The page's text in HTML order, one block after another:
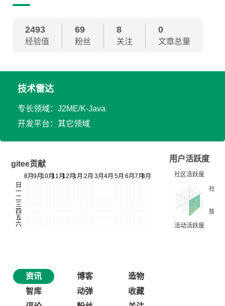
2493
经验值
69
粉丝
8
关注
0
文章总量
技术雷达
专长领域：J2ME/K-Java
开发平台：其它领域
gitee贡献
用户活跃度
资讯 博客
造物
智库
动弹
收藏